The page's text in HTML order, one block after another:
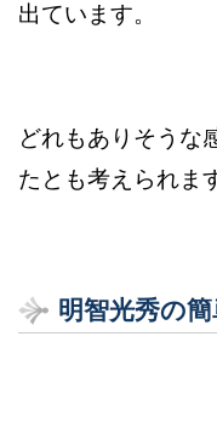
出ています。
どれもありそうな
たとも考えられま
明智光秀の